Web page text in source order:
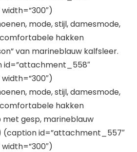
van marineblauw kalfsleer.
met gesp, marineblauw
id=”attachment_557″